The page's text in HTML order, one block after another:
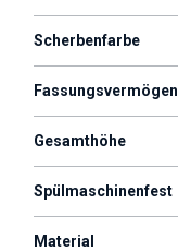
Scherbenfarbe
Fassungsvermögen
Gesamthöhe
Spülmaschinenfest
Material